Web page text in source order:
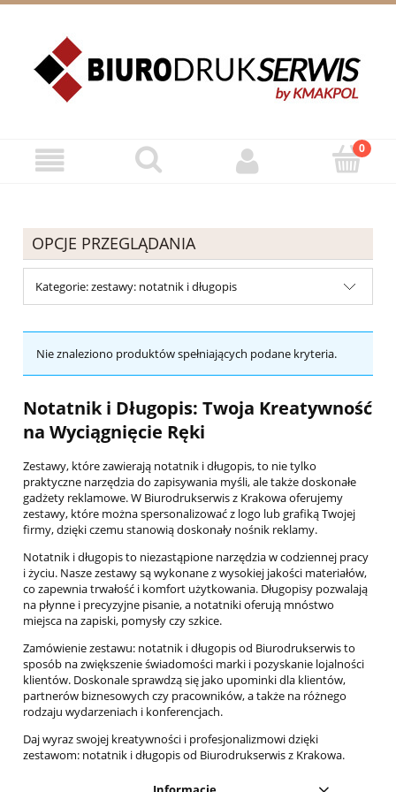
OPCJE PRZEGLĄDANIA
Kategorie: zestawy: notatnik i długopis
Nie znaleziono produktów spełniających podane kryteria.
Notatnik i Długopis: Twoja Kreatywność
na Wyciągnięcie Ręki
Zestawy, które zawierają notatnik i długopis, to nie tylko
praktyczne narzędzia do zapisywania myśli, ale także doskonałe
gadżety reklamowe. W Biurodrukserwis z Krakowa oferujemy
zestawy, które można spersonalizować z logo lub grafiką Twojej
firmy, dzięki czemu stanowią doskonały nośnik reklamy.
Notatnik i długopis to niezastąpione narzędzia w codziennej pracy
i życiu. Nasze zestawy są wykonane z wysokiej jakości materiałów,
co zapewnia trwałość i komfort użytkowania. Długopisy pozwalają
na płynne i precyzyjne pisanie, a notatniki oferują mnóstwo
miejsca na zapiski, pomysły czy szkice.
Zamówienie zestawu: notatnik i długopis od Biurodrukserwis to
sposób na zwiększenie świadomości marki i pozyskanie lojalności
klientów. Doskonale sprawdzą się jako upominki dla klientów,
partnerów biznesowych czy pracowników, a także na różnego
rodzaju wydarzeniach i konferencjach.
Daj wyraz swojej kreatywności i profesjonalizmowi dzięki
zestawom: notatnik i długopis od Biurodrukserwis z Krakowa.